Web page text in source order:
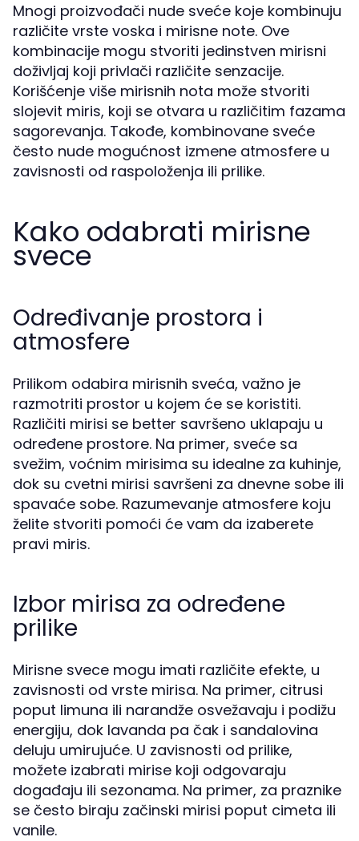
Mnogi proizvođači nude sveće koje kombinuju
različite vrste voska i mirisne note. Ove
kombinacije mogu stvoriti jedinstven mirisni
doživljaj koji privlači različite senzacije.
Korišćenje više mirisnih nota može stvoriti
slojevit miris, koji se otvara u različitim fazama
sagorevanja. Takođe, kombinovane sveće
često nude mogućnost izmene atmosfere u
zavisnosti od raspoloženja ili prilike.
Kako odabrati mirisne
svece
Određivanje prostora i
atmosfere
Prilikom odabira mirisnih sveća, važno je
razmotriti prostor u kojem će se koristiti.
Različiti mirisi se better savršeno uklapaju u
određene prostore. Na primer, sveće sa
svežim, voćnim mirisima su idealne za kuhinje,
dok su cvetni mirisi savršeni za dnevne sobe ili
spavaće sobe. Razumevanje atmosfere koju
želite stvoriti pomoći će vam da izaberete
pravi miris.
Izbor mirisa za određene
prilike
Mirisne svece mogu imati različite efekte, u
zavisnosti od vrste mirisa. Na primer, citrusi
poput limuna ili narandže osvežavaju i podižu
energiju, dok lavanda pa čak i sandalovina
deluju umirujuće. U zavisnosti od prilike,
možete izabrati mirise koji odgovaraju
događaju ili sezonama. Na primer, za praznike
se često biraju začinski mirisi poput cimeta ili
vanile.